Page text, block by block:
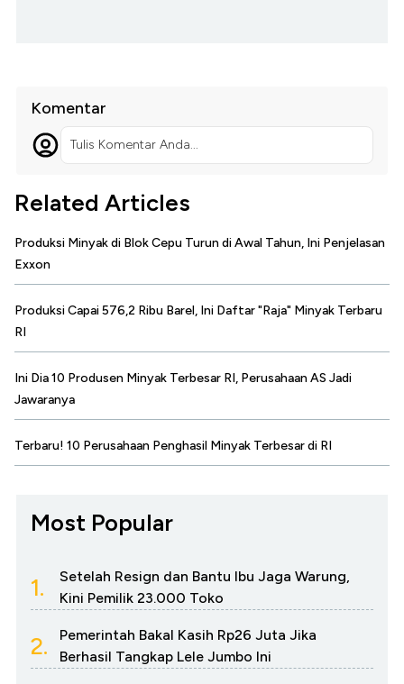
Komentar
Tulis Komentar Anda...
Related Articles
Produksi Minyak di Blok Cepu Turun di Awal Tahun, Ini Penjelasan
Exxon
Produksi Capai 576,2 Ribu Barel, Ini Daftar "Raja" Minyak Terbaru
RI
Ini Dia 10 Produsen Minyak Terbesar RI, Perusahaan AS Jadi
Jawaranya
Terbaru! 10 Perusahaan Penghasil Minyak Terbesar di RI
Most Popular
1.
Setelah Resign dan Bantu Ibu Jaga Warung,
Kini Pemilik 23.000 Toko
2.
Pemerintah Bakal Kasih Rp26 Juta Jika
Berhasil Tangkap Lele Jumbo Ini